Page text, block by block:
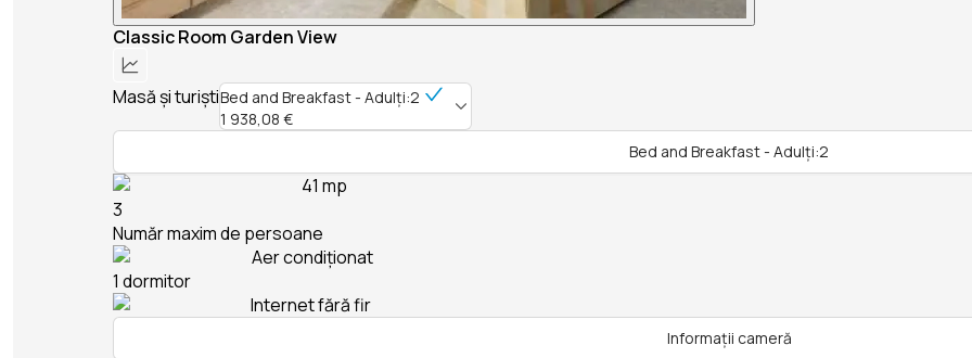
Classic Room Garden View
Masă și turiștiBed and Breakfast - Adulți:2
1 938,08 €
Bed and Breakfast - Adulți:2
41 mp
3
Număr maxim de persoane
Aer condiționat
1 dormitor
Internet fără fir
Informații cameră